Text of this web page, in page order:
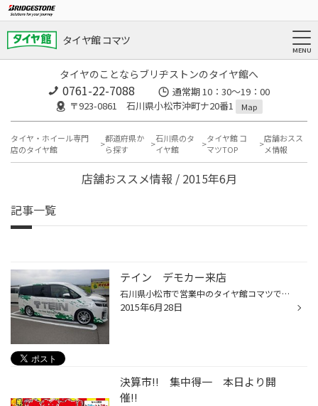
タイヤ館 コマツ
タイヤのことならブリヂストンのタイヤ館へ
0761-22-7088
通常期 10：30～19：00
〒923-0861 石川県小松市沖町ナ20番1
Map
タイヤ・ホイール専門
店のタイヤ館
都道府県か
ら探す
石川県のタ
イヤ館
タイヤ館 コ
マツTOP
店舗おスス
メ情報
店舗おススメ情報 / 2015年6月
記事一覧
テイン デモカー来店
石川県小松市で営業中のタイヤ館コマツです。 先日、車高調メーカーのテインの営業の方が デモカーでご来店されました。 大阪からだそうですが、『TEIN（テイン）』とでかでかと ロゴが入ったデモカーでした。 悪いことはできませんし、少し恥ずかしい気がします。 試乗させてもらいましたが、車高...
2015年6月28日
決算市!! 集中得一 本日より開
催!!